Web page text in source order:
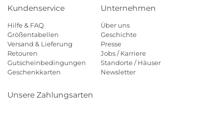
Kundenservice
Hilfe & FAQ
Größentabellen
Versand & Lieferung
Retouren
Gutscheinbedingungen
Geschenkkarten
Unternehmen
Über uns
Geschichte
Presse
Jobs / Karriere
Standorte / Häuser
Newsletter
Unsere Zahlungsarten